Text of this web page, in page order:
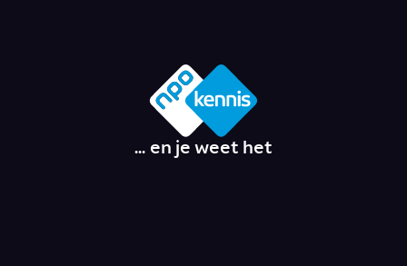
... en je weet het